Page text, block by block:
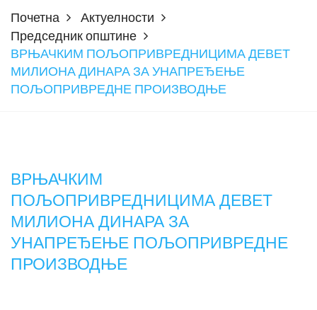
Почетна
Актуелности
Председник општине
ВРЊАЧКИМ ПОЉОПРИВРЕДНИЦИМА ДЕВЕТ
МИЛИОНА ДИНАРА ЗА УНАПРЕЂЕЊЕ
ПОЉОПРИВРЕДНЕ ПРОИЗВОДЊЕ
ВРЊАЧКИМ
ПОЉОПРИВРЕДНИЦИМА ДЕВЕТ
МИЛИОНА ДИНАРА ЗА
УНАПРЕЂЕЊЕ ПОЉОПРИВРЕДНЕ
ПРОИЗВОДЊЕ